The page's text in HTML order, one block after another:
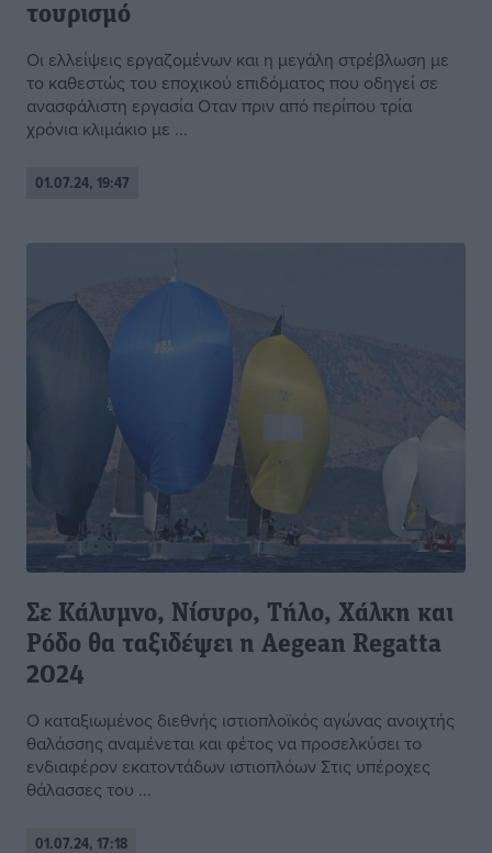
τουρισμό
Οι ελλείψεις εργαζομένων και η μεγάλη στρέβλωση με
το καθεστώς του εποχικού επιδόματος που οδηγεί σε
ανασφάλιστη εργασία Οταν πριν από περίπου τρία
χρόνια κλιμάκιο με ...
01.07.24, 19:47
Σε Κάλυμνο, Νίσυρο, Τήλο, Χάλκη και
Ρόδο θα ταξιδέψει η Aegean Regatta
2024
O καταξιωμένος διεθνής ιστιοπλοϊκός αγώνας ανοιχτής
θαλάσσης αναμένεται και φέτος να προσελκύσει το
ενδιαφέρον εκατοντάδων ιστιοπλόων Στις υπέροχες
θάλασσες του ...
01.07.24, 17:18